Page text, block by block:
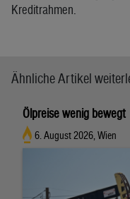
Kreditrahmen.
Ähnliche Artikel
Ölpreise wenig bewegt
6. August 2026, Wien